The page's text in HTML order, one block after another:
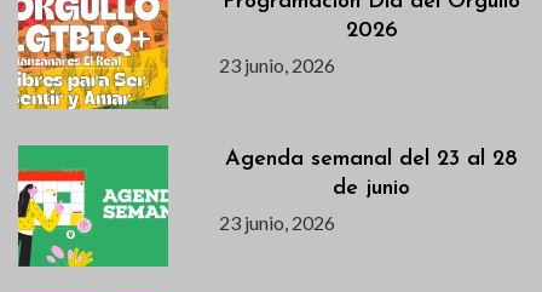
2026
23 junio, 2026
Agenda semanal del 23 al 28
de junio
23 junio, 2026